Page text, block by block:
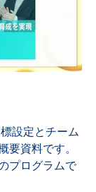
設定とチーム
資料です。
プログラムで